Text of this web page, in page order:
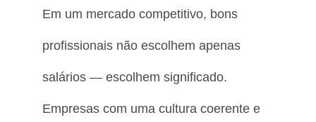
Em um mercado competitivo, bons
profissionais não escolhem apenas
salários — escolhem significado.
Empresas com uma cultura coerente e